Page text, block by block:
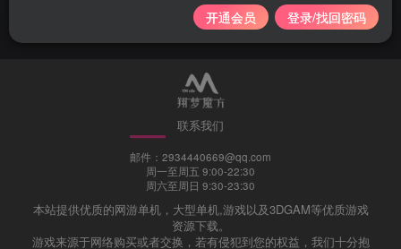
3年前 699
联系我们
邮件：2934440669@qq.com
周一至周五 9:00-22:30
周六至周日 9:30-23:30
本站提供优质的网游单机，大型单机,游戏以及3DGAM等优质游戏
资源下载。
游戏来源于网络购买或者交换，若有侵犯到您的权益，我们十分抱
开通会员 登录/找回密码